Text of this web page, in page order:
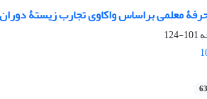
معلمی براساس واکاوی تجارب زیستۀ
101-124